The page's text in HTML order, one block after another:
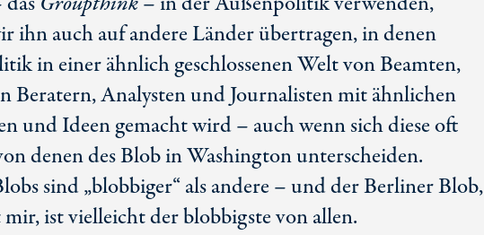
ihn auch auf andere Länder übertragen, in denen
in einer ähnlich geschlossenen Welt von Beamten,
Beratern, Analysten und Journalisten mit ähnlichen
und Ideen gemacht wird – auch wenn sich diese oft
denen des Blob in Washington unterscheiden.
sind „blobbiger“ als andere – und der Berliner Blob,
mir, ist vielleicht der blobbigste von allen.